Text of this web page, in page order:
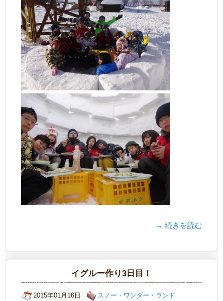
→ 続きを読む
イグルー作り3日目！
2015年01月16日 スノー・ワンダー・ランド